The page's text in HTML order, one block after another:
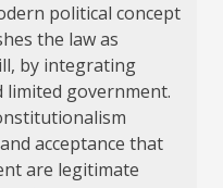
political concept
the law as
by integrating
limited government.
acceptance that
are legitimate